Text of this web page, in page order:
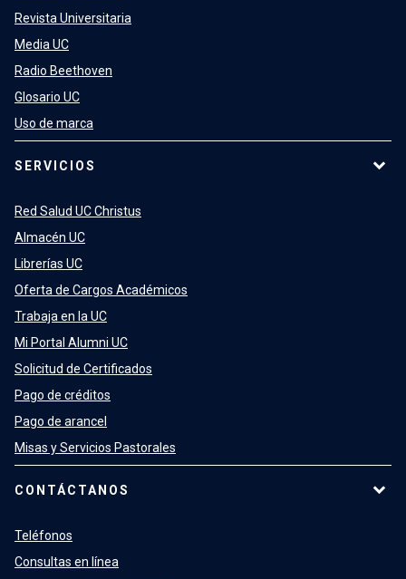
Revista Universitaria
Media UC
Radio Beethoven
Glosario UC
Uso de marca
SERVICIOS
Red Salud UC Christus
Almacén UC
Librerías UC
Oferta de Cargos Académicos
Trabaja en la UC
Mi Portal Alumni UC
Solicitud de Certificados
Pago de créditos
Pago de arancel
Misas y Servicios Pastorales
CONTÁCTANOS
Teléfonos
Consultas en línea